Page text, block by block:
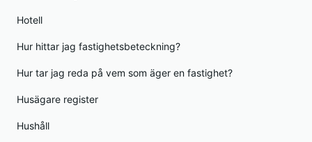
Hotell
Hur hittar jag fastighetsbeteckning?
Hur tar jag reda på vem som äger en fastighet?
Husägare register
Hushåll